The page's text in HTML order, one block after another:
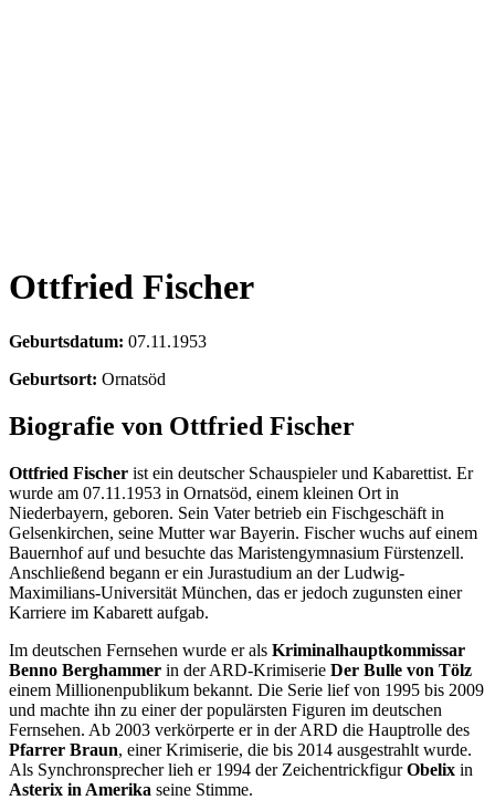
Ottfried Fischer
Geburtsdatum: 07.11.1953
Geburtsort: Ornatsöd
Biografie von Ottfried Fischer
Ottfried Fischer ist ein deutscher Schauspieler und Kabarettist. Er
wurde am 07.11.1953 in Ornatsöd, einem kleinen Ort in
Niederbayern, geboren. Sein Vater betrieb ein Fischgeschäft in
Gelsenkirchen, seine Mutter war Bayerin. Fischer wuchs auf einem
Bauernhof auf und besuchte das Maristengymnasium Fürstenzell.
Anschließend begann er ein Jurastudium an der Ludwig-
Maximilians-Universität München, das er jedoch zugunsten einer
Karriere im Kabarett aufgab.
Im deutschen Fernsehen wurde er als Kriminalhauptkommissar
Benno Berghammer in der ARD-Krimiserie Der Bulle von Tölz
einem Millionenpublikum bekannt. Die Serie lief von 1995 bis 2009
und machte ihn zu einer der populärsten Figuren im deutschen
Fernsehen. Ab 2003 verkörperte er in der ARD die Hauptrolle des
Pfarrer Braun, einer Krimiserie, die bis 2014 ausgestrahlt wurde.
Als Synchronsprecher lieh er 1994 der ZeichentrickfigurObelix in
Asterix in Amerika seine Stimme.